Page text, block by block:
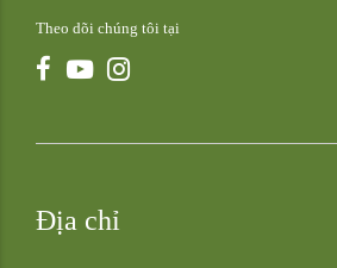
Theo dõi chúng tôi tại
Địa chỉ